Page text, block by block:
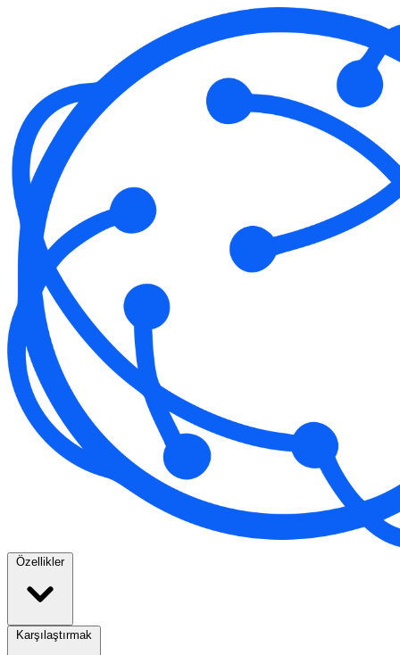
Özellikler
Karşılaştırmak